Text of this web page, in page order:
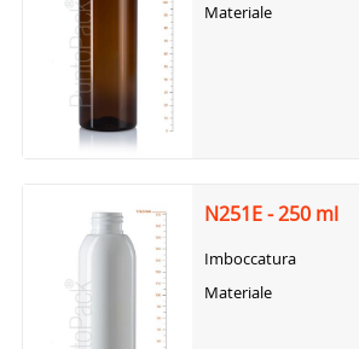
Materiale
N251E - 250 ml
Imboccatura
Materiale